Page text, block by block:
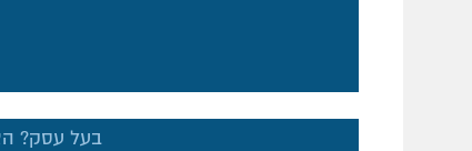
בעל עסק?